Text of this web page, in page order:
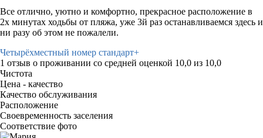
Все отлично, уютно и комфортно, прекрасное расположение в
2х минутах ходьбы от пляжа, уже 3й раз останавливаемся здесь и
ни разу об этом не пожалели.
Четырёхместный номер стандарт+
1 отзыв о проживании со средней оценкой 10,0 из 10,0
Чистота
Цена - качество
Качество обслуживания
Расположение
Своевременность заселения
Соответствие фото